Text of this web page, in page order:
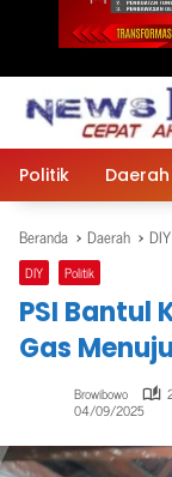
Politik Daerah
Beranda Daerah DIY
DIY Politik
PSI Bantul
Gas
Browibowo
04/09/2025